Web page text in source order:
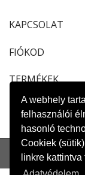
A webhely
felhasználói
hasonló
Cookiek
linkre
KAPCSOLAT
FIÓKOD
TERMÉKEK
NEWSLETTER
Oldaltérkép